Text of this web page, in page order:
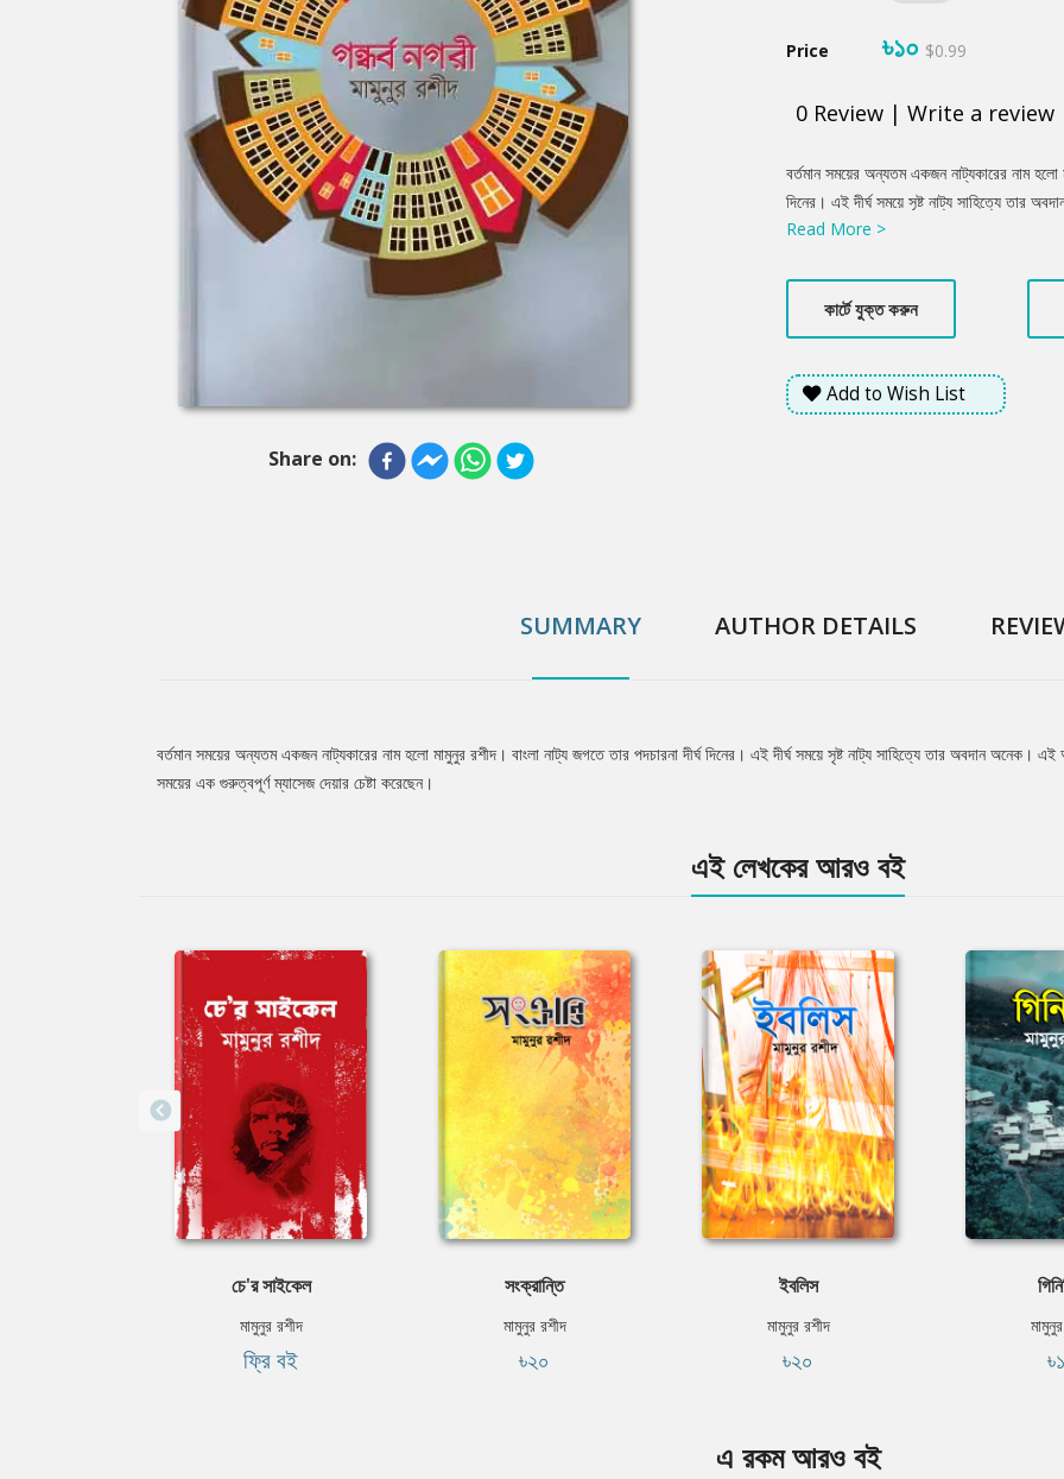
Share on:
Price ৳১০ $0.99
0 Review | Write a review
Product
Summery
বর্তমান সময়ের অন্যতম একজন নাট্যকারের নাম হলো
দিনের। এই দীর্ঘ সময়ে সৃষ্ট নাট্য সাহিত্যে তার
হলো ‘গন্ধর্ব নগরী’। এই নাটকে তিনি সময়ের এক
Read More >
কার্টে যুক্ত করুন
Add to Wish List
SUMMARY AUTHOR DETAILS
Tab
বর্তমান সময়ের অন্যতম একজন নাট্যকারের নাম হলো মামুনুর রশীদ। বাংলা নাট্য জগতে তার পদচারনা দীর্ঘ দিনের। এই দীর্ঘ সময়ে সৃষ্ট নাট্য সাহিত্যে তার অবদান অনেক।
সময়ের এক গুরুত্বপূর্ণ ম্যাসেজ দেয়ার চেষ্টা করেছেন।
এই লেখকের আরও বই
চে'র সাইকেল
মামুনুর রশীদ
ফ্রি বই
সংক্রান্তি
মামুনুর রশীদ
৳২০
ইবলিস
মামুনুর রশীদ
৳২০
এ রকম আরও বই